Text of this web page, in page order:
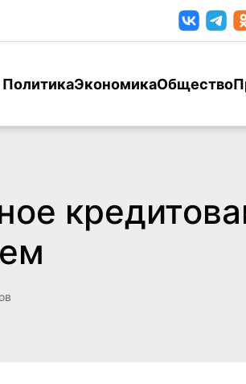
ПолитикаЭкономикаОбщество